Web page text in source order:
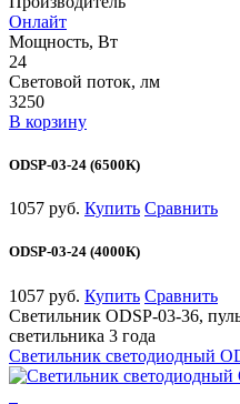
Онлайт
Мощность, Вт
24
Световой поток, лм
3250
В корзину
ODSP-03-24 (6500К)
1057 руб. Купить Сравнить
ODSP-03-24 (4000К)
1057 руб. Купить Сравнить
Светильник ODSP-03-36,
светильника 3 года
Светильник светодиодный